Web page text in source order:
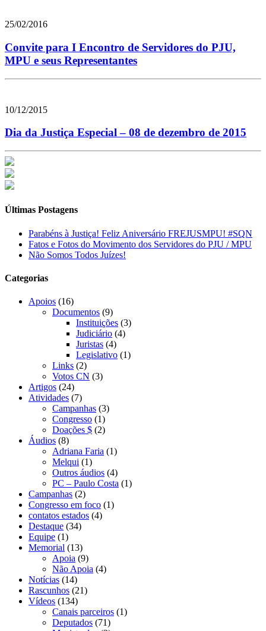
25/02/2016
Convite para I Encontro de Servidores do PJU,
MPU e seus Representantes
10/12/2015
Dia da Justiça Especial – 08 de dezembro de 2015
Últimas Postagens
Parabéns à Justiça! Feliz Aniversário FREJUSMPU! #SQN
Fatos e Fotos do Movimento dos Servidores do PJU / MPU
Não Somos Todos Juízes!
Categorias
Apoios (16)
Documentos (9)
Instituições (3)
Judiciário (4)
Juristas (4)
Legislativo (1)
Links (2)
Votos CN (3)
Artigos (24)
Atividades (7)
Campanhas (3)
Congresso (1)
Doações $ (2)
Áudios (8)
Adriana Faria (1)
Melqui (1)
Outros áudios (4)
PC – Paulo Costa (1)
Campanhas (2)
Congresso em foco (1)
contatos estados (4)
Destaque (34)
Equipe (1)
Memorial (13)
Apoia (9)
Não Apoia (4)
Notícias (14)
Rascunhos (21)
Vídeos (134)
Canais parceiros (1)
Deputados (71)